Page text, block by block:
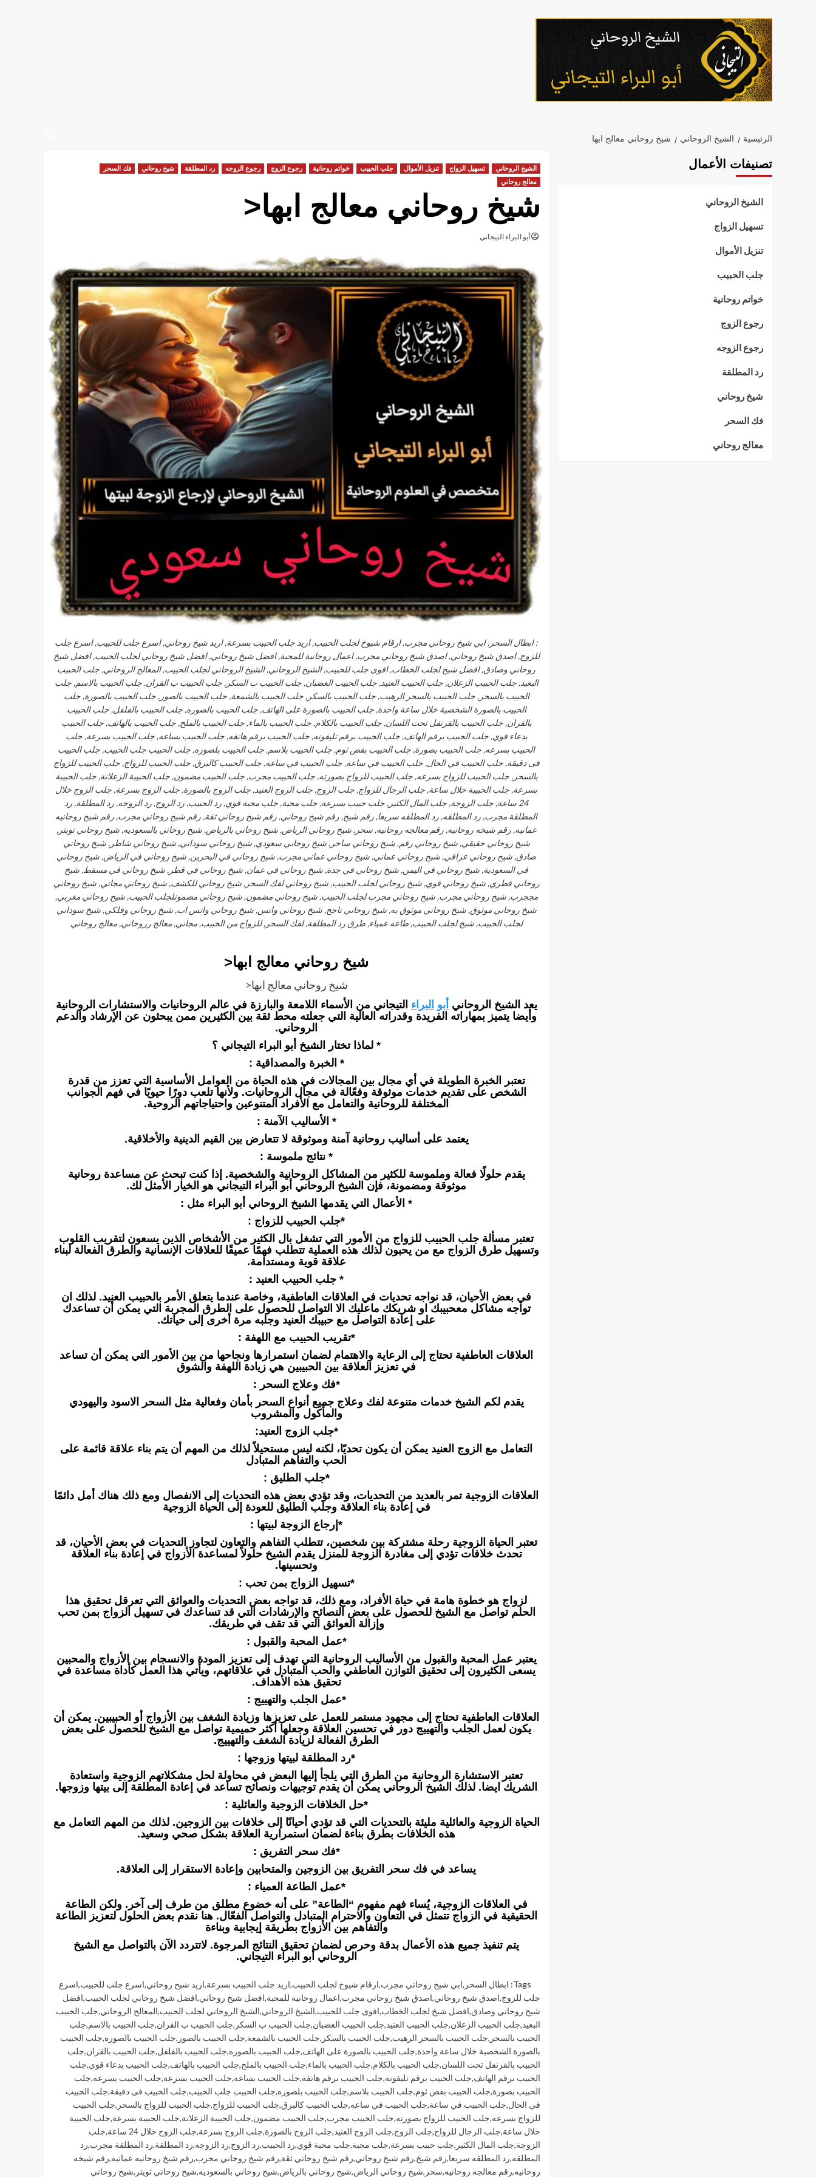
الرئيسية الشيخ الروحاني شيخ روحاني معالج ابها
الشيخ الروحاني تسهيل الزواج تنزيل الأموال جلب الحبيب خواتم روحانية رجوع الزوج رجوع الزوجه رد المطلقة شيخ روحاني
فك السحر
معالج روحاني
شيخ روحاني معالج ابها<
أبو البراء التيجاني
: ابطال السحر, ابي شيخ روحاني مجرب, ارقام شيوخ لجلب الحبيب, اريد جلب الحبيب بسرعة, اريد شيخ روحاني, اسرع جلب للحبيب, اسرع جلب
للزوج, اصدق شيخ روحاني, اصدق شيخ روحاني مجرب, اعمال روحانية للمحبة, افضل شيخ روحاني, افضل شيخ روحاني لجلب الحبيب, افضل شيخ
روحاني وصادق, افضل شيخ لجلب الخطاب, اقوى جلب للحبيب, الشيخ الروحاني, الشيخ الروحاني لجلب الحبيب, المعالج الروحاني, جلب الحبيب
البعيد, جلب الحبيب الزعلان, جلب الحبيب العنيد, جلب الحبيب الغضبان, جلب الحبيب ب السكر, جلب الحبيب ب القران, جلب الحبيب بالاسم, جلب
الحبيب بالسحر, جلب الحبيب بالسحر الرهيب, جلب الحبيب بالسكر, جلب الحبيب بالشمعة, جلب الحبيب بالصور, جلب الحبيب بالصورة, جلب
الحبيب بالصورة الشخصية خلال ساعة واحدة, جلب الحبيب بالصورة على الهاتف, جلب الحبيب بالصوره, جلب الحبيب بالفلفل, جلب الحبيب
بالقران, جلب الحبيب بالقرنفل تحت اللسان, جلب الحبيب بالكلام, جلب الحبيب بالماء, جلب الحبيب بالملح, جلب الحبيب بالهاتف, جلب الحبيب
بدعاء قوي, جلب الحبيب برقم الهاتف, جلب الحبيب برقم تليفونه, جلب الحبيب برقم هاتفه, جلب الحبيب بساعه, جلب الحبيب بسرعة, جلب
الحبيب بسرعه, جلب الحبيب بصورة, جلب الحبيب بفص ثوم, جلب الحبيب بلاسم, جلب الحبيب بلصوره, جلب الحبيب جلب الحبيب, جلب الحبيب
فى دقيقة, جلب الحبيب في الحال, جلب الحبيب في ساعة, جلب الحبيب في ساعه, جلب الحبيب كالبرق, جلب الحبيب للزواج, جلب الحبيب للزواج
بالسحر, جلب الحبيب للزواج بسرعه, جلب الحبيب للزواج بصورته, جلب الحبيب مجرب, جلب الحبيب مضمون, جلب الحبيبة الزعلانة, جلب الحبيبة
بسرعة, جلب الحبيبة خلال ساعة, جلب الرجال للزواج, جلب الزوج, جلب الزوج العنيد, جلب الزوج بالصورة, جلب الزوج بسرعة, جلب الزوج خلال
24 ساعة, جلب الزوجة, جلب المال الكثير, جلب حبيب بسرعة, جلب محبة, جلب محبة قوي, رد الحبيب, رد الزوج, رد الزوجه, رد المطلقة, رد
المطلقة مجرب, رد المطلقه, رد المطلقه سريعا, رقم شيخ, رقم شيخ روحاني, رقم شيخ روحاني ثقة, رقم شيخ روحاني مجرب, رقم شيخ روحانيه
عمانيه, رقم شيخه روحانيه, رقم معالجه روحانيه, سحر, شيخ روحاني الرياض, شيخ روحاني بالرياض, شيخ روحاني بالسعوديه, شيخ روحاني تويتر,
شيخ روحاني حقيقي, شيخ روحاني رقم, شيخ روحاني ساحر, شيخ روحاني سعودي, شيخ روحاني سوداني, شيخ روحاني شاطر, شيخ روحاني
صادق, شيخ روحاني عراقي, شيخ روحاني عماني, شيخ روحاني عماني مجرب, شيخ روحاني في البحرين, شيخ روحاني في الرياض, شيخ روحاني
في السعودية, شيخ روحاني في اليمن, شيخ روحاني في جدة, شيخ روحاني في عمان, شيخ روحاني في قطر, شيخ روحاني في مسقط, شيخ
روحاني قطري, شيخ روحاني قوي, شيخ روحاني لجلب الحبيب, شيخ روحاني لفك السحر, شيخ روحاني للكشف, شيخ روحاني مجاني, شيخ روحاني
مججرب, شيخ روحاني مجرب, شيخ روحاني مجرب لجلب الحبيب, شيخ روحاني مضمون, شيخ روحاني مضمونلجلب الحبيب, شيخ روحاني مغربي,
شيخ روحاني موثوق, شيخ روحاني موثوق به, شيخ روحاني ناجح, شيخ روحاني واتس, شيخ روحاني واتس اب, شيخ روحاني وفلكي, شيخ سوداني
لجلب الحبيب, شيخ لجلب الحبيب, طاعه عمياء, طرق رد المطلقة, لفك السحر, للزواج من الحبيب, مجاني, معالج رروحاني, معالج روحاني
شيخ روحاني معالج ابها<
شيخ روحاني معالج ابها<
يعد الشيخ الروحاني أبو البراء التيجاني من الأسماء اللامعة والبارزة في عالم الروحانيات والاستشارات الروحانية
وأيضا يتميز بمهاراته الفريدة وقدراته العالية التي جعلته محط ثقة بين الكثيرين ممن يبحثون عن الإرشاد والدعم
الروحاني.
* لماذا تختار الشيخ أبو البراء التيجاني ؟
* الخبرة والمصداقية :
تعتبر الخبرة الطويلة في أي مجال بين المجالات في هذه الحياة من العوامل الأساسية التي تعزز من قدرة
الشخص على تقديم خدمات موثوقة وفعّالة في مجال الروحانيات. ولأنها تلعب دورًا حيويًا في فهم الجوانب
المختلفة للروحانية والتعامل مع الأفراد المتنوعين واحتياجاتهم الروحية.
* الأساليب الآمنة :
يعتمد على أساليب روحانية آمنة وموثوقة لا تتعارض بين القيم الدينية والأخلاقية.
* نتائج ملموسة :
يقدم حلولًا فعالة وملموسة للكثير من المشاكل الروحانية والشخصية. إذا كنت تبحث عن مساعدة روحانية
موثوقة ومضمونة، فإن الشيخ الروحاني أبو البراء التيجاني هو الخيار الأمثل لك.
* الأعمال التي يقدمها الشيخ الروحاني أبو البراء مثل :
*جلب الحبيب للزواج :
تعتبر مسألة جلب الحبيب للزواج من الأمور التي تشغل بال الكثير من الأشخاص الذين يسعون لتقريب القلوب
وتسهيل طرق الزواج مع من يحبون لذلك هذه العملية تتطلب فهمًا عميقًا للعلاقات الإنسانية والطرق الفعالة لبناء
علاقة قوية ومستدامة.
* جلب الحبيب العنيد :
في بعض الأحيان، قد نواجه تحديات في العلاقات العاطفية، وخاصة عندما يتعلق الأمر بالحبيب العنيد. لذلك ان
تواجه مشاكل معحبيبك او شريكك ماعليك الا التواصل للحصول على الطرق المجربة التي يمكن أن تساعدك
على إعادة التواصل مع حبيبك العنيد وجلبه مرة أخرى إلى حياتك.
*تقريب الحبيب مع اللهفة :
العلاقات العاطفية تحتاج إلى الرعاية والاهتمام لضمان استمرارها ونجاحها من بين الأمور التي يمكن أن تساعد
في تعزيز العلاقة بين الحبيبين هي زيادة اللهفة والشوق
*فك وعلاج السحر :
يقدم لكم الشيخ خدمات متنوعة لفك وعلاج جميع أنواع السحر بأمان وفعالية مثل السحر الاسود واليهودي
والمأكول والمشروب
*جلب الزوج العنيد:
التعامل مع الزوج العنيد يمكن أن يكون تحديًا، لكنه ليس مستحيلاً لذلك من المهم أن يتم بناء علاقة قائمة على
الحب والتفاهم المتبادل
*جلب الطليق :
العلاقات الزوجية تمر بالعديد من التحديات، وقد تؤدي بعض هذه التحديات إلى الانفصال ومع ذلك هناك أمل دائمًا
في إعادة بناء العلاقة وجلب الطليق للعودة إلى الحياة الزوجية
*إرجاع الزوجة لبيتها :
تعتبر الحياة الزوجية رحلة مشتركة بين شخصين، تتطلب التفاهم والتعاون لتجاوز التحديات في بعض الأحيان، قد
تحدث خلافات تؤدي إلى مغادرة الزوجة للمنزل يقدم الشيخ حلولاً لمساعدة الأزواج في إعادة بناء العلاقة
وتحسينها.
*تسهيل الزواج بمن تحب :
لزواج هو خطوة هامة في حياة الأفراد، ومع ذلك، قد تواجه بعض التحديات والعوائق التي تعرقل تحقيق هذا
الحلم تواصل مع الشيخ للحصول على بعض النصائح والإرشادات التي قد تساعدك في تسهيل الزواج بمن تحب
وإزالة العوائق التي قد تقف في طريقك.
*عمل المحبة والقبول :
يعتبر عمل المحبة والقبول من الأساليب الروحانية التي تهدف إلى تعزيز المودة والانسجام بين الأزواج والمحبين
يسعى الكثيرون إلى تحقيق التوازن العاطفي والحب المتبادل في علاقاتهم، ويأتي هذا العمل كأداة مساعدة في
تحقيق هذه الأهداف.
*عمل الجلب والتهييج :
العلاقات العاطفية تحتاج إلى مجهود مستمر للعمل على تعزيزها وزيادة الشغف بين الأزواج أو الحبيبين. يمكن أن
يكون لعمل الجلب والتهييج دور في تحسين العلاقة وجعلها أكثر حميمية تواصل مع الشيخ للحصول على بعض
الطرق الفعالة لزيادة الشغف والتهييج.
*رد المطلقة لبيتها وزوجها :
تعتبر الاستشارة الروحانية من الطرق التي يلجأ إليها البعض في محاولة لحل مشكلاتهم الزوجية واستعادة
الشريك ايضا. لذلك الشيخ الروحاني يمكن أن يقدم توجيهات ونصائح تساعد في إعادة المطلقة إلى بيتها وزوجها.
*حل الخلافات الزوجية والعائلية :
الحياة الزوجية والعائلية مليئة بالتحديات التي قد تؤدي أحيانًا إلى خلافات بين الزوجين. لذلك من المهم التعامل مع
هذه الخلافات بطرق بناءة لضمان استمرارية العلاقة بشكل صحي وسعيد.
*فك سحر التفريق :
يساعد في فك سحر التفريق بين الزوجين والمتحابين وإعادة الاستقرار إلى العلاقة.
*عمل الطاعة العمياء :
في العلاقات الزوجية، يُساء فهم مفهوم “الطاعة” على أنه خضوع مطلق من طرف إلى آخر. ولكن الطاعة
الحقيقية في الزواج تتمثل في التعاون والاحترام المتبادل والتواصل الفعّال. هنا نقدم بعض الحلول لتعزيز الطاعة
والتفاهم بين الأزواج بطريقة إيجابية وبناءة
يتم تنفيذ جميع هذه الأعمال بدقة وحرص لضمان تحقيق النتائج المرجوة. لاتتردد الآن بالتواصل مع الشيخ
الروحاني أبو البراء التيجاني.
Tags: ابطال السحر ,ابي شيخ روحاني مجرب,ارقام شيوخ لجلب الحبيب,اريد جلب الحبيب بسرعة,اريد شيخ روحاني,اسرع جلب للحبيب,اسرع
جلب للزوج,اصدق شيخ روحاني,اصدق شيخ روحاني مجرب,اعمال روحانية للمحبة,افضل شيخ روحاني,افضل شيخ روحاني لجلب الحبيب,افضل
شيخ روحاني وصادق,افضل شيخ لجلب الخطاب,اقوى جلب للحبيب,الشيخ الروحاني,الشيخ الروحاني لجلب الحبيب,المعالج الروحاني,جلب الحبيب
البعيد,جلب الحبيب الزعلان,جلب الحبيب العنيد,جلب الحبيب الغضبان,جلب الحبيب ب السكر ,جلب الحبيب ب القران,جلب الحبيب بالاسم,جلب
الحبيب بالسحر ,جلب الحبيب بالسحر الرهيب,جلب الحبيب بالسكر ,جلب الحبيب بالشمعة,جلب الحبيب بالصور ,جلب الحبيب بالصورة,جلب الحبيب
بالصورة الشخصية خلال ساعة واحدة,جلب الحبيب بالصورة على الهاتف,جلب الحبيب بالصوره,جلب الحبيب بالفلفل,جلب الحبيب بالقران,جلب
الحبيب بالقرنفل تحت اللسان,جلب الحبيب بالكلام,جلب الحبيب بالماء,جلب الحبيب بالملح,جلب الحبيب بالهاتف,جلب الحبيب بدعاء قوي,جلب
الحبيب برقم الهاتف,جلب الحبيب برقم تليفونه,جلب الحبيب برقم هاتفه,جلب الحبيب بساعه,جلب الحبيب بسرعة,جلب الحبيب بسرعه,جلب
الحبيب بصورة,جلب الحبيب بفص ثوم,جلب الحبيب بلاسم,جلب الحبيب بلصوره,جلب الحبيب جلب الحبيب,جلب الحبيب فى دقيقة,جلب الحبيب
في الحال,جلب الحبيب في ساعة,جلب الحبيب في ساعه,جلب الحبيب كالبرق,جلب الحبيب للزواج,جلب الحبيب للزواج بالسحر ,جلب الحبيب
للزواج بسرعه,جلب الحبيب للزواج بصورته,جلب الحبيب مجرب,جلب الحبيب مضمون,جلب الحبيبة الزعلانة,جلب الحبيبة بسرعة,جلب الحبيبة
خلال ساعة,جلب الرجال للزواج,جلب الزوج,جلب الزوج العنيد,جلب الزوج بالصورة,جلب الزوج بسرعة,جلب الزوج خلال 24 ساعة ,جلب
الزوجة,جلب المال الكثير ,جلب حبيب بسرعة,جلب محبة,جلب محبة قوي,رد الحبيب,رد الزوج,رد الزوجه,رد المطلقة,رد المطلقة مجرب,رد
المطلقه,رد المطلقه سريعا,رقم شيخ,رقم شيخ روحاني,رقم شيخ روحاني ثقة,رقم شيخ روحاني مجرب,رقم شيخ روحانيه عمانيه,رقم شيخه
روحانيه,رقم معالجه روحانيه,سحر ,شيخ روحاني الرياض,شيخ روحاني بالرياض,شيخ روحاني بالسعوديه,شيخ روحاني تويتر ,شيخ روحاني
تصنيفات الأعمال
الشيخ الروحاني
تسهيل الزواج
تنزيل الأموال
جلب الحبيب
خواتم روحانية
رجوع الزوج
رجوع الزوجه
رد المطلقة
شيخ روحاني
فك السحر
معالج روحاني